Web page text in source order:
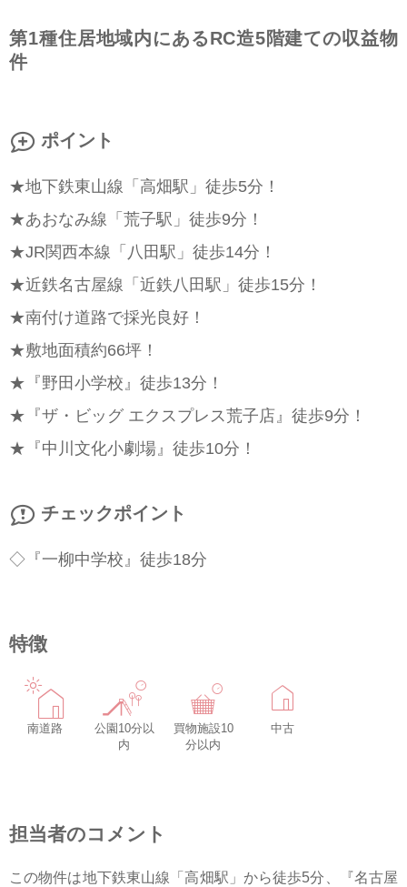
第1種住居地域内にあるRC造5階建ての収益物
件
ポイント
★地下鉄東山線「高畑駅」徒歩5分！
★あおなみ線「荒子駅」徒歩9分！
★JR関西本線「八田駅」徒歩14分！
★近鉄名古屋線「近鉄八田駅」徒歩15分！
★南付け道路で採光良好！
★敷地面積約66坪！
★『野田小学校』徒歩13分！
★『ザ・ビッグ エクスプレス荒子店』徒歩9分！
★『中川文化小劇場』徒歩10分！
チェックポイント
◇『一柳中学校』徒歩18分
特徴
南道路
公園10分以
内
買物施設10
分以内
中古
担当者のコメント
この物件は地下鉄東山線「高畑駅」から徒歩5分、『名古屋